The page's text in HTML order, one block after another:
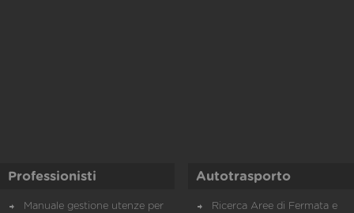
Professionisti
Manuale gestione utenze per
Autotrasporto
Ricerca Aree di Fermata e